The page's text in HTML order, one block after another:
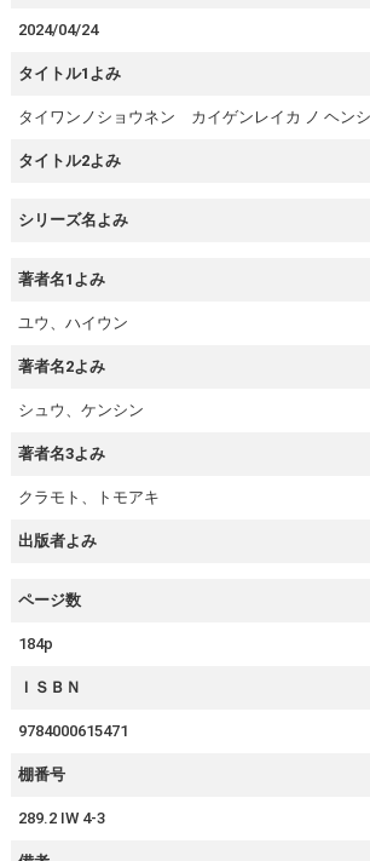
2024/04/24
タイトル1よみ
タイワンノショウネン カイゲンレイカ ノ ヘン
タイトル2よみ
シリーズ名よみ
著者名1よみ
ユウ、ハイウン
著者名2よみ
シュウ、ケンシン
著者名3よみ
クラモト、トモアキ
出版者よみ
ページ数
184p
ＩＳＢＮ
9784000615471
棚番号
289.2 IW 4-3